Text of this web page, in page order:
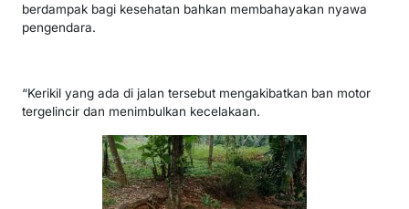
berdampak bagi kesehatan bahkan membahayakan nyawa
pengendara.
“Kerikil yang ada di jalan tersebut mengakibatkan ban motor
tergelincir dan menimbulkan kecelakaan.